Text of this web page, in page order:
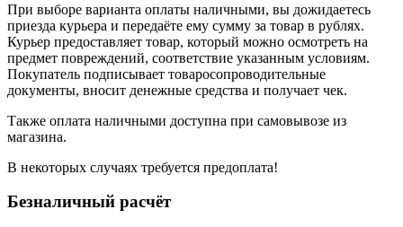
При выборе варианта оплаты наличными, вы дожидаетесь
приезда курьера и передаёте ему сумму за товар в рублях.
Курьер предоставляет товар, который можно осмотреть на
предмет повреждений, соответствие указанным условиям.
Покупатель подписывает товаросопроводительные
документы, вносит денежные средства и получает чек.
Также оплата наличными доступна при самовывозе из
магазина.
В некоторых случаях требуется предоплата!
Безналичный расчёт